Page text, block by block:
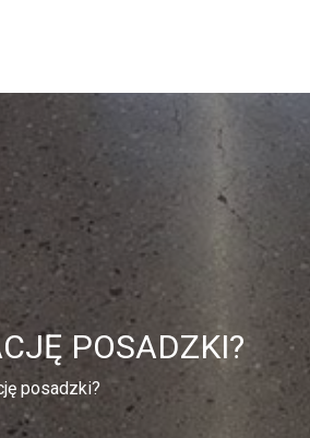
POSADZKI?
posadzki?